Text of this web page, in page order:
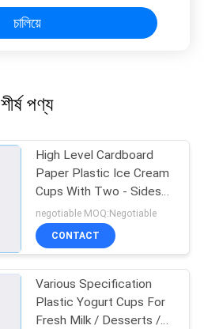
চালিয়ে
শীর্ষ পণ্য
High Level Cardboard
Paper Plastic Ice Cream
Cups With Two - Sides
Multi Colored
negotiable MOQ:Negotiable
CONTACT
Various Specification
Plastic Yogurt Cups For
Fresh Milk / Desserts /